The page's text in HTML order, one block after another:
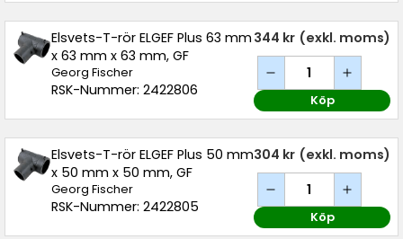
Elsvets-T-rör ELGEF Plus 63 mm
x 63 mm x 63 mm, GF
Georg Fischer
RSK-Nummer: 2422806
344 kr (exkl. moms)
Köp
Elsvets-T-rör ELGEF Plus 50 mm
x 50 mm x 50 mm, GF
Georg Fischer
RSK-Nummer: 2422805
304 kr (exkl. moms)
Köp